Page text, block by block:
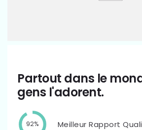
Partout dans le
gens l'adorent.
92% Meilleur Rapport